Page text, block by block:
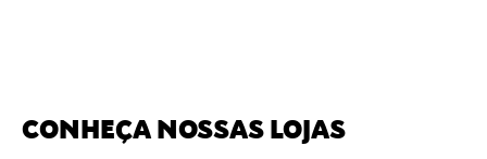
CONHEÇA NOSSAS LOJAS